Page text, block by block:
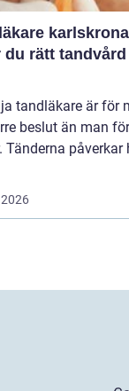
karlskrona så
du rätt tandvård
tandläkare är för
beslut än man
Tänderna påverkar